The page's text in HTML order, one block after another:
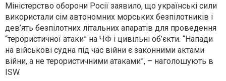
Міністерство оборони Росії заявило, що українські сили
використали сім автономних морських безпілотників і
дев’ять безпілотних літальних апаратів для проведення
“терористичної атаки” на ЧФ і цивільні об’єкти. “Напади
на військові судна під час війни є законними актами
війни, а не терористичними атаками”, – наголошують в
ISW.